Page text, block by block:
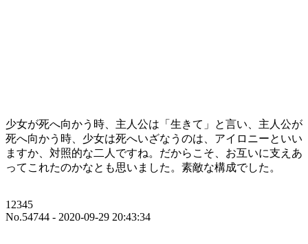
少女が死へ向かう時、主人公は「生きて」と言い、主人公が
死へ向かう時、少女は死へいざなうのは、アイロニーといい
ますか、対照的な二人ですね。だからこそ、お互いに支えあ
ってこれたのかなとも思いました。素敵な構成でした。
12345
No.54744 - 2020-09-29 20:43:34